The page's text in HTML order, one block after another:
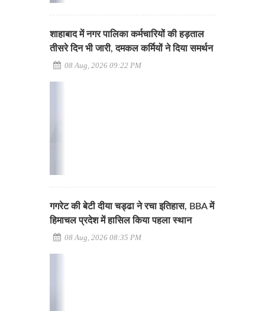
शाहाबाद में नगर पालिका कर्मचारियों की हड़ताल
तीसरे दिन भी जारी, दमकल कर्मियों ने दिया समर्थन
08 Aug, 2026 09:22 PM
गगरेट की बेटी दीया चड्ढा ने रचा इतिहास, BBA में
हिमाचल प्रदेश में हासिल किया पहला स्थान
08 Aug, 2026 08:35 PM